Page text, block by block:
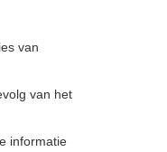
van
van het
informatie